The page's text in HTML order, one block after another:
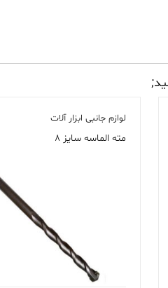
لوازم جانبی ابزار آلات
مته الماسه سایز ۸